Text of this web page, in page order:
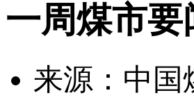
一周煤市
来源：中国